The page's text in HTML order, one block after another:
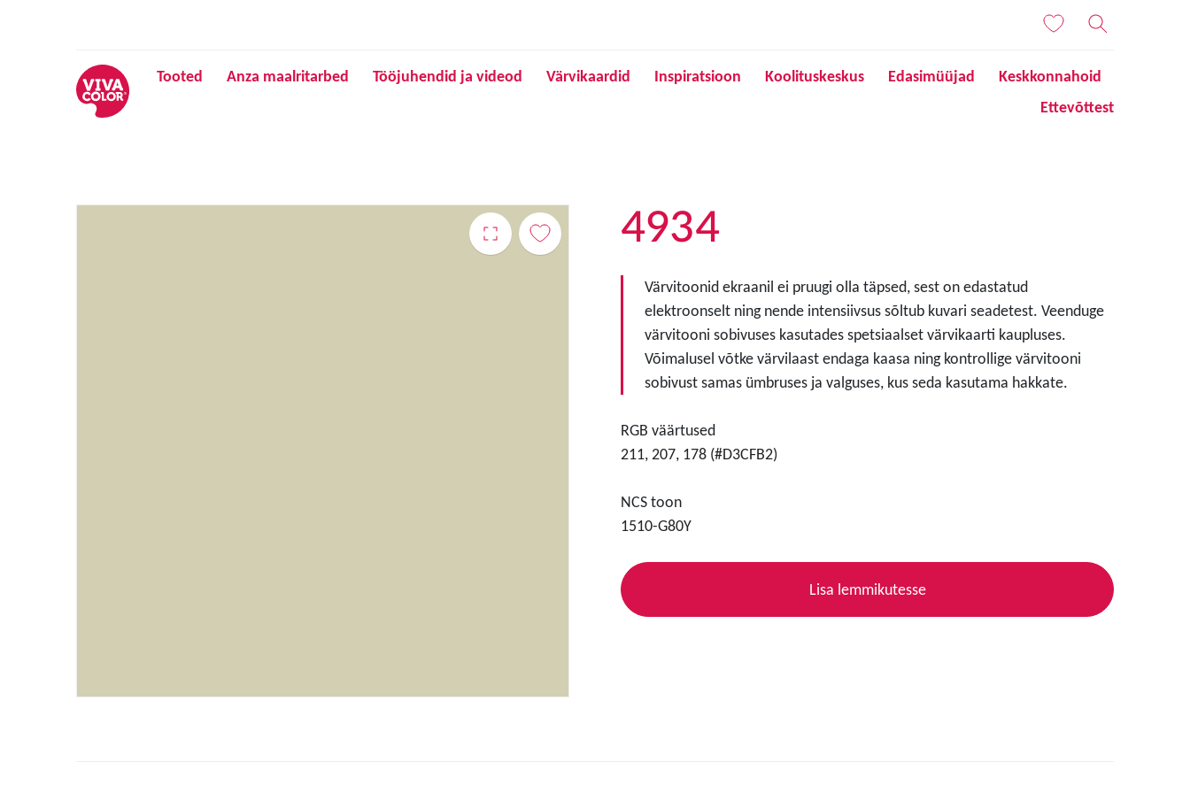
Tooted Anza maalritarbed Tööjuhendid ja videod Värvikaardid Inspiratsioon Koolituskeskus Edasimüüjad
Keskkonnahoid
Ettevõttest
4934
Värvitoonid ekraanil ei pruugi olla täpsed, sest on edastatud
elektroonselt ning nende intensiivsus sõltub kuvari seadetest. Veenduge
värvitooni sobivuses kasutades spetsiaalset värvikaarti kaupluses.
Võimalusel võtke värvilaast endaga kaasa ning kontrollige värvitooni
sobivust samas ümbruses ja valguses, kus seda kasutama hakkate.
RGB väärtused
211, 207, 178 (#D3CFB2)
NCS toon
1510-G80Y
Lisa lemmikutesse